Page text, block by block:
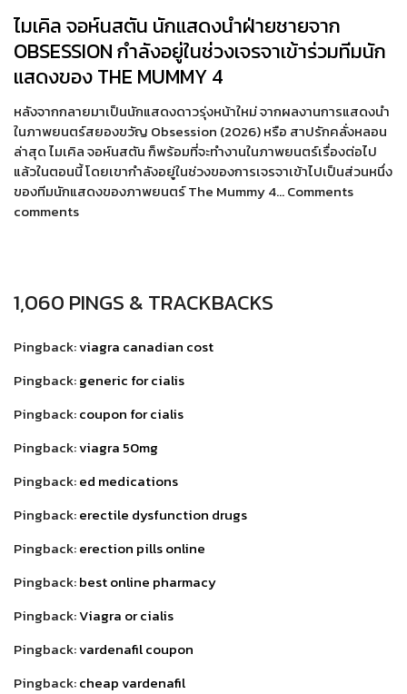
ไมเคิล จอห์นสตัน นักแสดงนำฝ่ายชายจาก
OBSESSION กำลังอยู่ในช่วงเจรจาเข้าร่วมทีมนัก
แสดงของ THE MUMMY 4
หลังจากกลายมาเป็นนักแสดงดาวรุ่งหน้าใหม่ จากผลงานการแสดงนำ
ในภาพยนตร์สยองขวัญ Obsession (2026) หรือ สาปรักคลั่งหลอน
ล่าสุด ไมเคิล จอห์นสตัน ก็พร้อมที่จะทำงานในภาพยนตร์เรื่องต่อไป
แล้วในตอนนี้ โดยเขากำลังอยู่ในช่วงของการเจรจาเข้าไปเป็นส่วนหนึ่ง
ของทีมนักแสดงของภาพยนตร์ The Mummy 4… Comments
comments
1,060 PINGS & TRACKBACKS
Pingback:viagra canadian cost
Pingback:generic for cialis
Pingback:coupon for cialis
Pingback:viagra 50mg
Pingback:ed medications
Pingback:erectile dysfunction drugs
Pingback:erection pills online
Pingback:best online pharmacy
Pingback:Viagra or cialis
Pingback:vardenafil coupon
Pingback:cheap vardenafil